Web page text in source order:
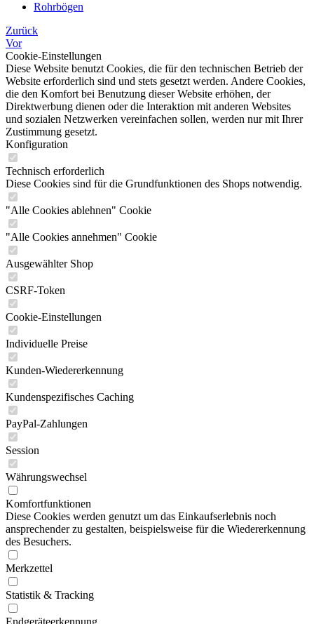
Rohrbögen
Zurück
Vor
Cookie-Einstellungen
Diese Website benutzt Cookies, die für den technischen Betrieb der
Website erforderlich sind und stets gesetzt werden. Andere Cookies,
die den Komfort bei Benutzung dieser Website erhöhen, der
Direktwerbung dienen oder die Interaktion mit anderen Websites
und sozialen Netzwerken vereinfachen sollen, werden nur mit Ihrer
Zustimmung gesetzt.
Konfiguration
Technisch erforderlich
Diese Cookies sind für die Grundfunktionen des Shops notwendig.
"Alle Cookies ablehnen" Cookie
"Alle Cookies annehmen" Cookie
Ausgewählter Shop
CSRF-Token
Cookie-Einstellungen
Individuelle Preise
Kunden-Wiedererkennung
Kundenspezifisches Caching
PayPal-Zahlungen
Session
Währungswechsel
Komfortfunktionen
Diese Cookies werden genutzt um das Einkaufserlebnis noch
ansprechender zu gestalten, beispielsweise für die Wiedererkennung
des Besuchers.
Merkzettel
Statistik & Tracking
Endgeräteerkennung